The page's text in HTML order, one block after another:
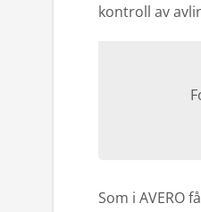
kontroll av
Som i AVERO